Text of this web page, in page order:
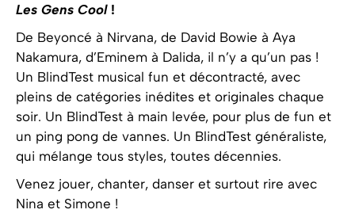
Les Gens Cool!
De Beyoncé à Nirvana, de David Bowie à Aya
Nakamura, d’Eminem à Dalida, il n’y a qu’un pas !
Un BlindTest musical fun et décontracté, avec
pleins de catégories inédites et originales chaque
soir. Un BlindTest à main levée, pour plus de fun et
un ping pong de vannes. Un BlindTest généraliste,
qui mélange tous styles, toutes décennies.
Venez jouer, chanter, danser et surtout rire avec
Nina et Simone !